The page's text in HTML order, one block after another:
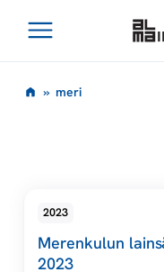
sisältöön
Avaa
m
» meri
2023
Merenkulun
2023